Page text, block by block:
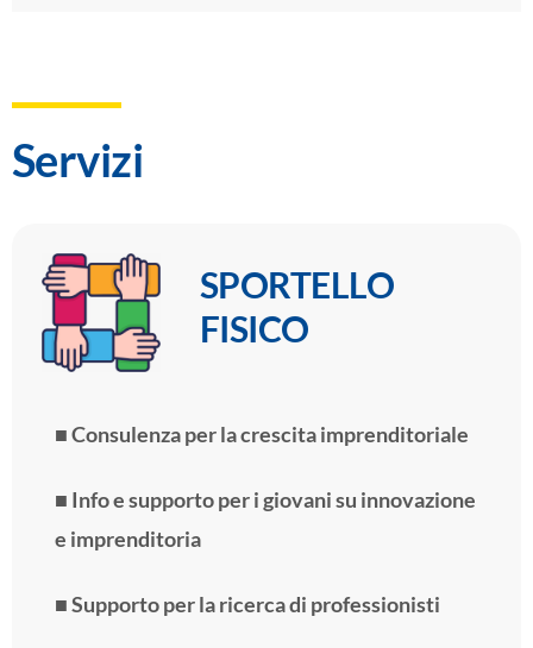
Servizi
SPORTELLO
FISICO
■ Consulenza per la crescita imprenditoriale
■ Info e supporto per i giovani su innovazione
e imprenditoria
■ Supporto per la ricerca di professionisti